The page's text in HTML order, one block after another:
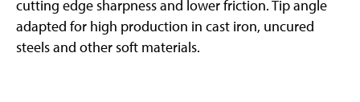
cutting edge sharpness and lower friction. Tip angle
adapted for high production in cast iron, uncured
steels and other soft materials.